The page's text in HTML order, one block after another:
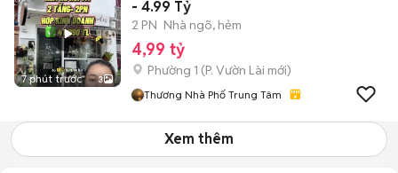
7 phút trước 3
- 4.99 Tỷ
2 PN Nhà ngõ, hẻm
4,99 tỷ
Phường 1 (P. Vườn Lài mới)
Thương Nhà Phố Trung Tâm
Xem thêm